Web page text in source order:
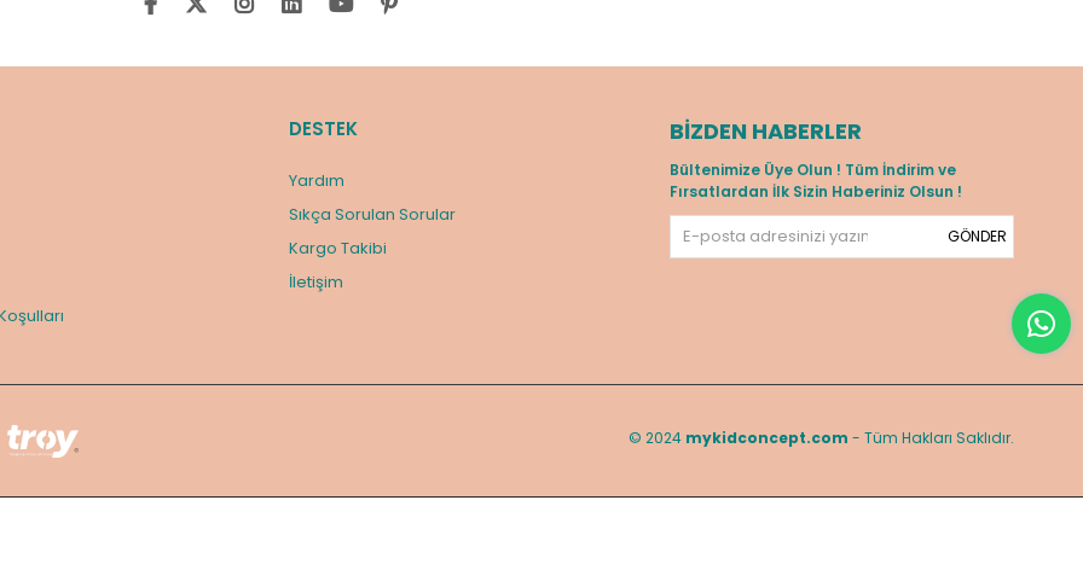
DESTEK
Yardım
Sıkça Sorulan Sorular
Kargo Takibi
İletişim
BIZDEN HABERLER
Bültenimize Üye Olun ! Tüm İndirim ve
Fırsatlardan İlk Sizin Haberiniz Olsun !
GÖNDER
© 2024 mykidconcept.com - Tüm Hakları Saklıdır.